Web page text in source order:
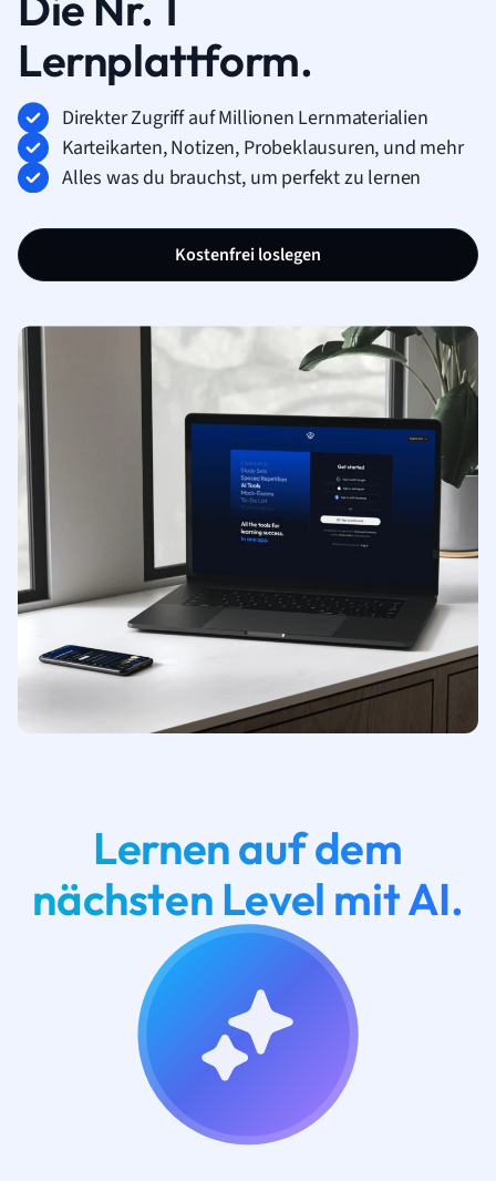
Lernplattform.
Direkter Zugriff auf Millionen Lernmaterialien
Karteikarten, Notizen, Probeklausuren, und mehr
Alles was du brauchst, um perfekt zu lernen
Kostenfrei loslegen
Lernen auf dem
nächsten Level mit AI.